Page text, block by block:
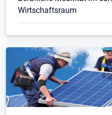
Wirtschaftsraum